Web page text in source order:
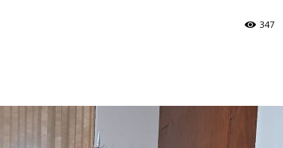
347